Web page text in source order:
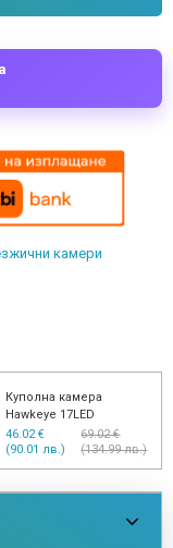
камери
Куполна камера
Hawkeye 17LED
46.02 €
(90.01 лв.)
69.02 €
(134.99 лв.)